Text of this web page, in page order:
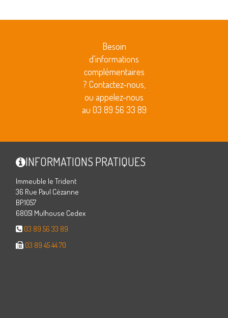
Besoin
d'informations
complémentaires
? Contactez-nous,
ou appelez-nous
au 03 89 56 33 89
INFORMATIONS PRATIQUES
Immeuble le Trident
36 Rue Paul Cézanne
BP.1057
68051 Mulhouse Cedex
03 89 56 33 89
03 89 45 44 70